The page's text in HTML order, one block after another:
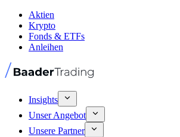
Aktien
Krypto
Fonds & ETFs
Anleihen
Insights
Unser Angebot
Unsere Partner